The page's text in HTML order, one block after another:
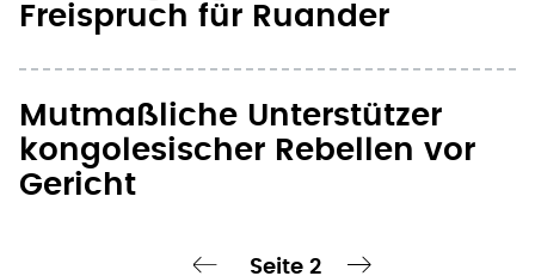
Freispruch für Ruander
Mutmaßliche Unterstützer
kongolesischer Rebellen vor
Gericht
Seite 2